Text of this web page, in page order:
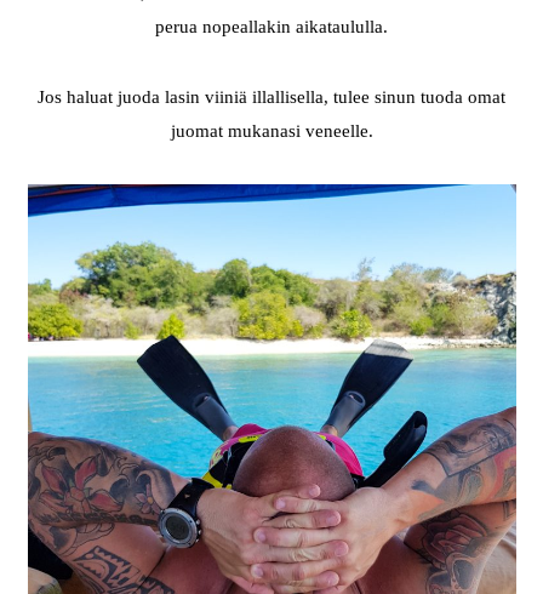
perua nopeallakin aikataululla.
Jos haluat juoda lasin viiniä illallisella, tulee sinun tuoda omat
juomat mukanasi veneelle.